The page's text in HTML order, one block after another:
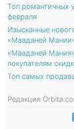
Топ романтичных
февраля
Изысканные
«Мааданей
«Мааданей
покупателям
Топ самых
Редакция